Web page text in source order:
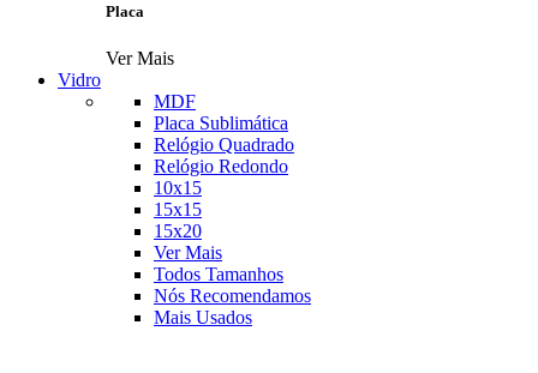
Placa
Ver Mais
Vidro
MDF
Placa Sublimática
Relógio Quadrado
Relógio Redondo
10x15
15x15
15x20
Ver Mais
Todos Tamanhos
Nós Recomendamos
Mais Usados